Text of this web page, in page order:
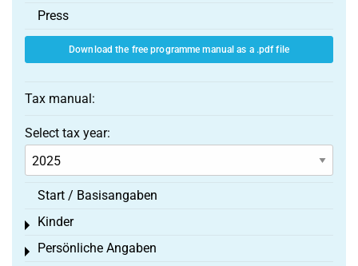
Press
Download the free programme manual as a .pdf file
Tax manual:
Select tax year:
Start / Basisangaben
Kinder
Toggle menu
Persönliche Angaben
Toggle menu